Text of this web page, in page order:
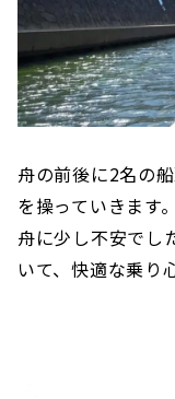
舟の前後に2名の
を操っていきます
舟に少し不安でし
いて、快適な乗り